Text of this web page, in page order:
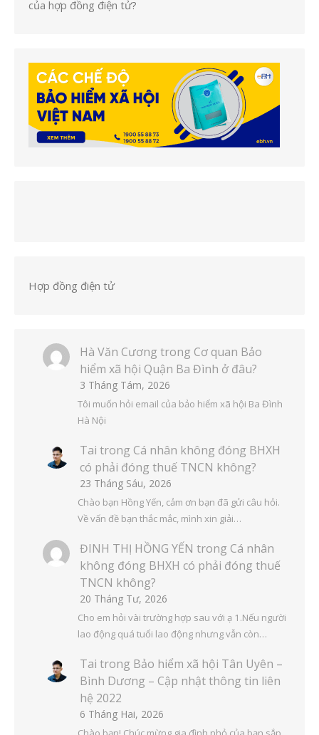
của hợp đồng điện tử?
Hợp đồng điện tử
Hà Văn Cương trong Cơ quan Bảo
hiểm xã hội Quận Ba Đình ở đâu?
3 Tháng Tám, 2026
Tôi muốn hỏi email của bảo hiểm xã hội Ba Đình
Hà Nội
Tai trong Cá nhân không đóng BHXH
có phải đóng thuế TNCN không?
23 Tháng Sáu, 2026
Chào bạn Hồng Yến, cảm ơn bạn đã gửi câu hỏi.
Về vấn đề bạn thắc mắc, mình xin giải…
ĐINH THỊ HỒNG YẾN trong Cá nhân
không đóng BHXH có phải đóng thuế
TNCN không?
20 Tháng Tư, 2026
Cho em hỏi vài trường hợp sau với ạ 1.Nếu người
lao động quá tuổi lao động nhưng vẫn còn…
Tai trong Bảo hiểm xã hội Tân Uyên –
Bình Dương – Cập nhật thông tin liên
hệ 2022
6 Tháng Hai, 2026